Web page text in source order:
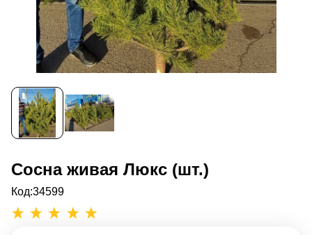
Сосна живая Люкс (шт.)
Код:34599